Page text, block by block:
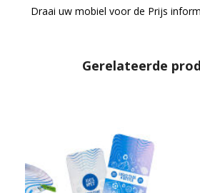
Draai uw mobiel voor de Prijs
Gerelateerde